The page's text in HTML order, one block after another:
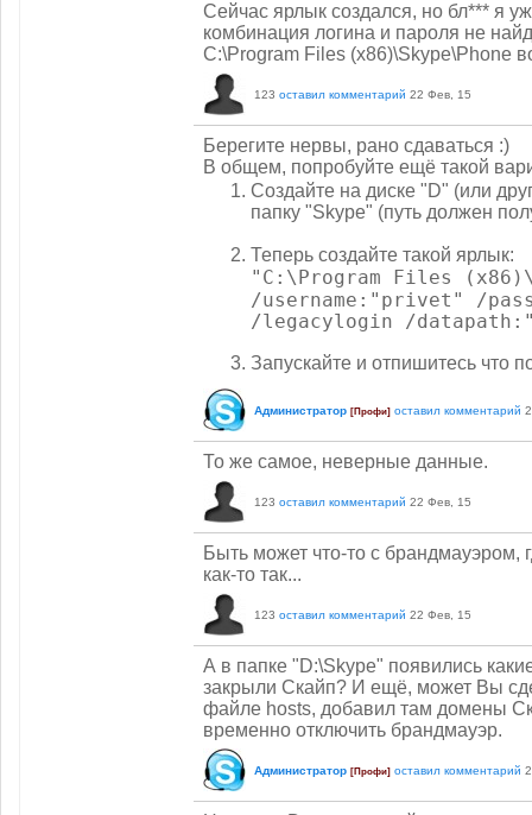
Сейчас ярлык создался, но бл*** я
комбинация логина и пароля не
C:\Program Files (x86)\Skype\Phone
123 оставил комментарий 22 Фев, 15
Берегите нервы, рано сдаваться :)
В общем, попробуйте ещё такой
Создайте на диске "D" (или
папку "Skype" (путь должен
Теперь создайте такой ярлык:
"C:\Program Files
/username:"privet" /
/legacylogin /
Запускайте и отпишитесь что
Администратор [Профи] оставил комментарий
То же самое, неверные данные.
123 оставил комментарий 22 Фев, 15
Быть может что-то с брандмауэром,
как-то так...
123 оставил комментарий 22 Фев, 15
А в папке "D:\Skype" появились
закрыли Скайп? И ещё, может Вы
файле hosts, добавил там домены
временно отключить брандмауэр.
Администратор [Профи] оставил комментарий